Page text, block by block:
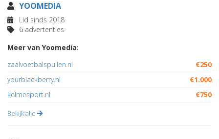
YOOMEDIA
Lid sinds 2018
6 advertenties
Meer van Yoomedia:
zaalvoetbalspullen.nl
€250
yourblackberry.nl
€1.000
kelmesport.nl
€750
Bekijk alle